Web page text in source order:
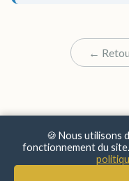
←
🍪 Nous utilisons
fonctionnement du